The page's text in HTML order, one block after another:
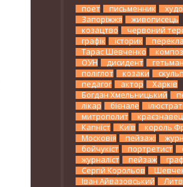
поет письменник
Запоріжжя
живописець
козацтво
червоний
графік
історик
Тарас Шевченко
ОУН
дисидент
поліглот
козаки
педагог
актор
Харків
Богдан Хмельницький
лікар
бієнале
митрополит
Капніст
Київ
король
Московія
пейзажі
бойчукіст
портретист
журналіст
пейзаж
Сергій Корольов
Іван Айвазовський